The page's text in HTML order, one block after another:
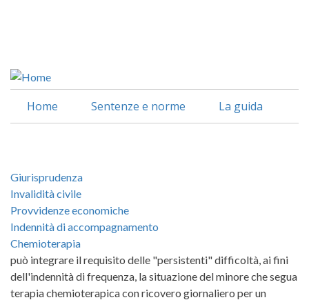
Home Sentenze e norme La guida
Giurisprudenza
Invalidità civile
Provvidenze economiche
Indennità di accompagnamento
Chemioterapia
può integrare il requisito delle "persistenti" difficoltà, ai fini
dell'indennità di frequenza, la situazione del minore che segua
terapia chemioterapica con ricovero giornaliero per un